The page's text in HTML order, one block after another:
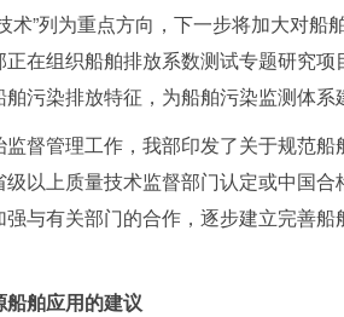
术”列为重点方向，下一步将加大对
在组织船舶排放系数测试专题研究
污染排放特征，为船舶污染监测体系
督管理工作，我部印发了关于规范船
以上质量技术监督部门认定或中国
与有关部门的合作，逐步建立完善
舶应用的建议